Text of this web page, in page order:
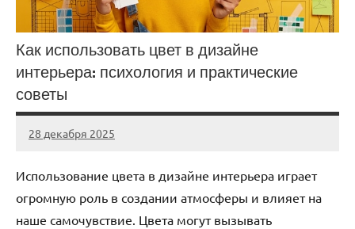
Как использовать цвет в дизайне
интерьера: психология и практические
советы
28 декабря 2025
stroi_proekt
Нет
Использование цвета в дизайне интерьера играет
огромную роль в создании атмосферы и влияет на
наше самочувствие. Цвета могут вызывать